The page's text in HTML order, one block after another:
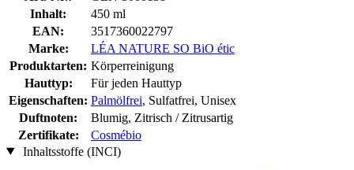
Inhalt:
450 ml
EAN:
3517360022797
Marke:
LÉA NATURE SO BiO étic
Produktarten: Körperreinigung
Hauttyp:
Für jeden Hauttyp
Eigenschaften: Palmölfrei, Sulfatfrei, Unisex
Duftnoten:
Blumig, Zitrisch / Zitrusartig
Zertifikate:
Cosmébio
Inhaltsstoffe (INCI)